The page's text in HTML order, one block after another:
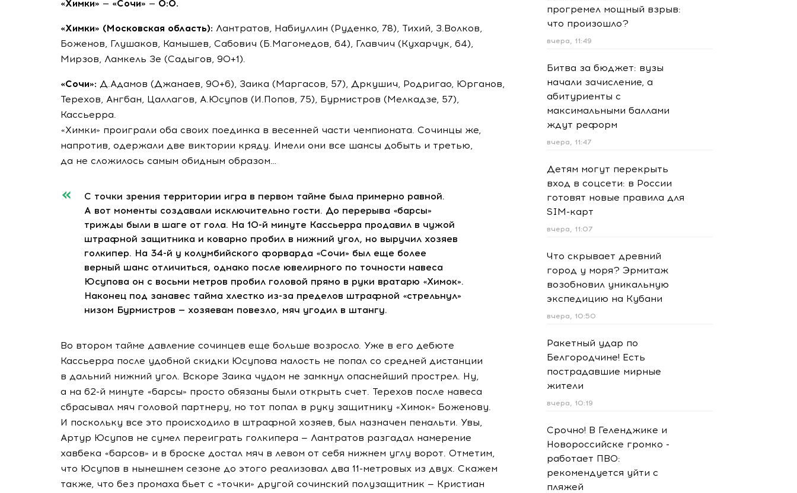
«Химки» — «Сочи» — 0:0.
«Химки» (Московская область): Лантратов, Набиуллин (Руденко, 78), Тихий, З.Волков,
Боженов, Глушаков, Камышев, Сабович (Б.Магомедов, 64), Главчич (Кухарчук, 64),
Мирзов, Ламкель Зе (Садыгов, 90+1).
«Сочи»: Д.Адамов (Джанаев, 90+6), Заика (Маргасов, 57), Дркушич, Родригао, Юрганов,
Терехов, Ангбан, Цаллагов, А.Юсупов (И.Попов, 75), Бурмистров (Мелкадзе, 57),
Кассьерра.
«Химки» проиграли оба своих поединка в весенней части чемпионата. Сочинцы же,
напротив, одержали две виктории кряду. Имели они все шансы добыть и третью,
да не сложилось самым обидным образом…
С точки зрения территории игра в первом тайме была примерно равной.
А вот моменты создавали исключительно гости. До перерыва «барсы»
трижды были в шаге от гола. На 10-й минуте Кассьерра продавил в чужой
штрафной защитника и коварно пробил в нижний угол, но выручил хозяев
голкипер. На 34-й у колумбийского форварда «Сочи» был еще более
верный шанс отличиться, однако после ювелирного по точности навеса
Юсупова он с восьми метров пробил головой прямо в руки вратарю «Химок».
Наконец под занавес тайма хлестко из-за пределов штрафной «стрельнул»
низом Бурмистров — хозяевам повезло, мяч угодил в штангу.
Во втором тайме давление сочинцев еще больше возросло. Уже в его дебюте
Кассьерра после удобной скидки Юсупова малость не попал со средней дистанции
в дальний нижний угол. Вскоре Заика чудом не замкнул опаснейший прострел. Ну,
а на 62-й минуте «барсы» просто обязаны были открыть счет. Терехов после навеса
сбрасывал мяч головой партнеру, но тот попал в руку защитнику «Химок» Боженову.
И поскольку все это происходило в штрафной хозяев, был назначен пенальти. Увы,
Артур Юсупов не сумел переиграть голкипера — Лантратов разгадал намерение
хавбека «барсов» и в броске достал мяч в левом от себя нижнем углу ворот. Отметим,
что Юсупов в нынешнем сезоне до этого реализовал два 11-метровых из двух. Скажем
также, что без промаха бьет с «точки» другой сочинский полузащитник — Кристиан
прогремел мощный взрыв:
что произошло?
вчера, 11:49
Битва за бюджет: вузы
начали зачисление, а
абитуриенты с
максимальными баллами
ждут реформ
вчера, 11:47
Детям могут перекрыть
вход в соцсети: в России
готовят новые правила для
SIM-карт
вчера, 11:07
Что скрывает древний
город у моря? Эрмитаж
возобновил уникальную
экспедицию на Кубани
вчера, 10:50
Ракетный удар по
Белгородчине! Есть
пострадавшие мирные
жители
вчера, 10:19
Срочно! В Геленджике и
Новороссийске громко -
работает ПВО:
рекомендуется уйти с
пляжей